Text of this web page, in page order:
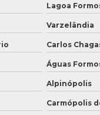
Lagoa
Varzelândia
Carlos
Águas
Alpinópolis
Carmópolis